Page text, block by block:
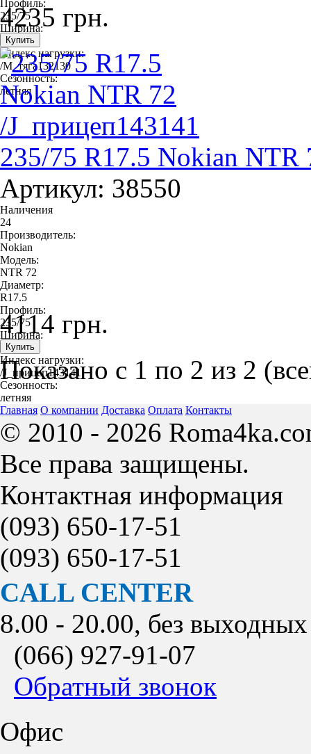
Профиль:
235/75
Ширина:
235
Индекс нагрузки:
/M_тяга132130
Сезонность:
летняя
4235 грн.
235/75 R17.5 Nokian NTR
Артикул: 38550
Наличения
24
Производитель:
Nokian
Модель:
NTR 72
Диаметр:
R17.5
Профиль:
235/75
Ширина:
235
Индекс нагрузки:
/J_прицеп143141
Сезонность:
летняя
4114 грн.
Показано с 1 по 2 из 2
Главная О компании Доставка Оплата Контакты
© 2010 - 2026
Все права защищены.
Контактная информация
(093) 650-17-51
(093) 650-17-51
CALL CENTER
8.00 - 20.00, без выходных
(066) 927-91-07
Обратный звонок
Офис